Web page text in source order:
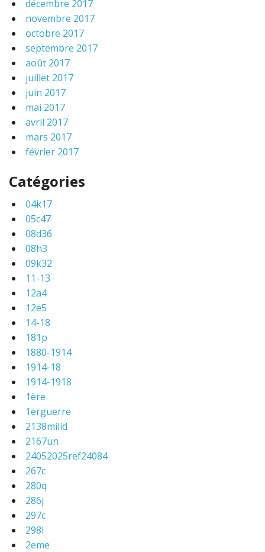
décembre 2017
novembre 2017
octobre 2017
septembre 2017
août 2017
juillet 2017
juin 2017
mai 2017
avril 2017
mars 2017
février 2017
Catégories
04k17
05c47
08d36
08h3
09k32
11-13
12a4
12e5
14-18
181p
1880-1914
1914-18
1914-1918
1ère
1erguerre
2138milid
2167un
24052025ref24084
267c
280q
286j
297c
298l
2eme